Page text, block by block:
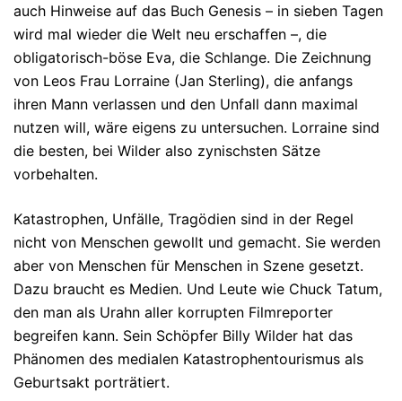
auch Hinweise auf das Buch Genesis – in sieben Tagen
wird mal wieder die Welt neu erschaffen –, die
obligatorisch-böse Eva, die Schlange. Die Zeichnung
von Leos Frau Lorraine (Jan Sterling), die anfangs
ihren Mann verlassen und den Unfall dann maximal
nutzen will, wäre eigens zu untersuchen. Lorraine sind
die besten, bei Wilder also zynischsten Sätze
vorbehalten.
Katastrophen, Unfälle, Tragödien sind in der Regel
nicht von Menschen gewollt und gemacht. Sie werden
aber von Menschen für Menschen in Szene gesetzt.
Dazu braucht es Medien. Und Leute wie Chuck Tatum,
den man als Urahn aller korrupten Filmreporter
begreifen kann. Sein Schöpfer Billy Wilder hat das
Phänomen des medialen Katastrophentourismus als
Geburtsakt porträtiert.